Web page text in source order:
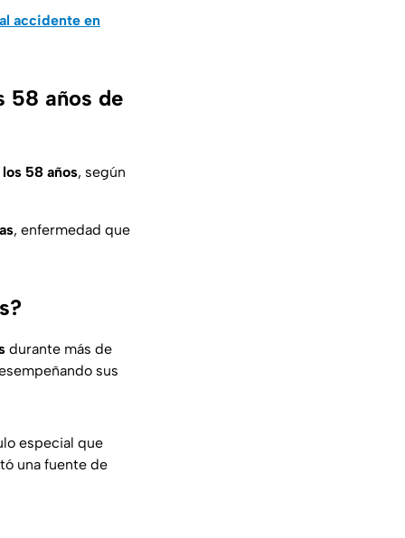
accidente en
58 años de
58 años, según
, enfermedad que
durante más de
sus
especial que
una fuente de